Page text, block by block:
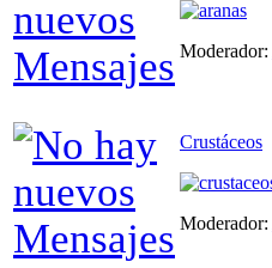
Moderador:
Crustáceos
Moderador: